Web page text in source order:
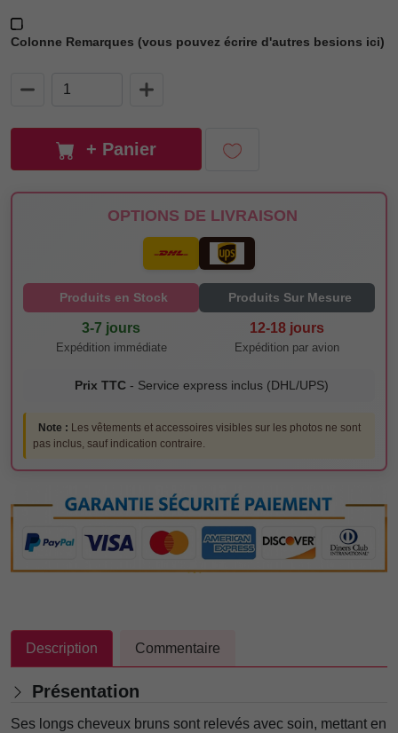
Colonne Remarques (vous pouvez écrire d'autres besions ici)
+ Panier
OPTIONS DE LIVRAISON
Produits en Stock
3-7 jours
Expédition immédiate
Produits Sur Mesure
12-18 jours
Expédition par avion
Prix TTC - Service express inclus (DHL/UPS)
Note : Les vêtements et accessoires visibles sur les photos ne sont
pas inclus, sauf indication contraire.
Description Commentaire
Présentation
Ses longs cheveux bruns sont relevés avec soin, mettant en